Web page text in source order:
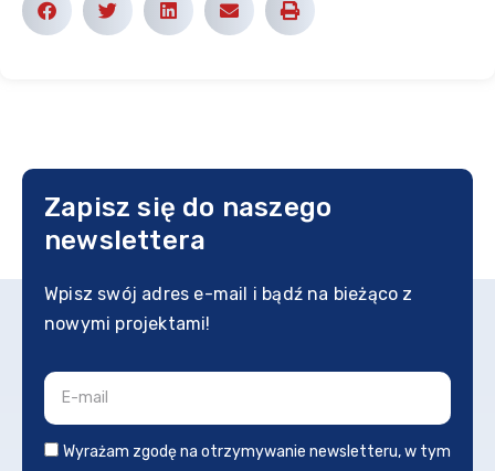
Zapisz się do naszego
newslettera
Wpisz swój adres e-mail i bądź na bieżąco z
nowymi projektami!
Wyrażam zgodę na otrzymywanie newsletteru, w tym